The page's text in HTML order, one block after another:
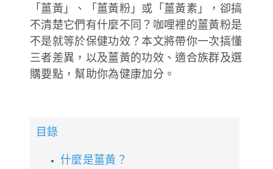
「薑黃」、「薑黃粉」或「薑黃素」，卻搞
不清楚它們有什麼不同？咖哩裡的薑黃粉是
不是就等於保健功效？本文將帶你一次搞懂
三者差異，以及薑黃的功效、適合族群及選
購要點，幫助你為健康加分。
目錄
什麼是薑黃？
德風健康館 百靈油粉絲團
百靈油粉絲團 德風健康館
德風健康館